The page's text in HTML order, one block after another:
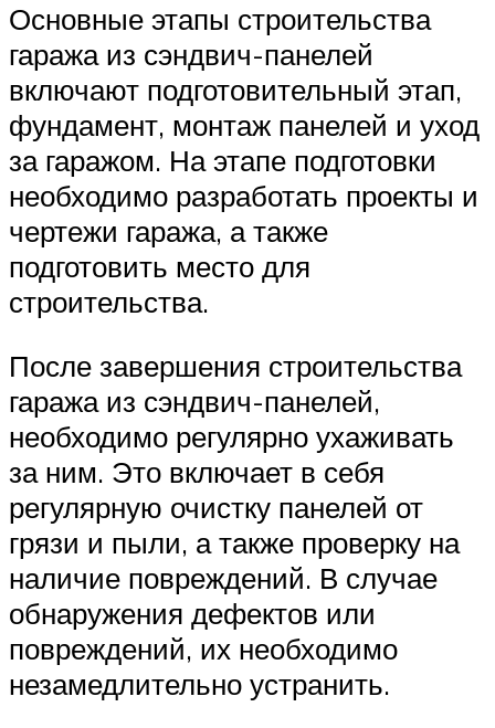
Основные этапы строительства
гаража из сэндвич-панелей
включают подготовительный этап,
фундамент, монтаж панелей и уход
за гаражом. На этапе подготовки
необходимо разработать проекты и
чертежи гаража, а также
подготовить место для
строительства.
После завершения строительства
гаража из сэндвич-панелей,
необходимо регулярно ухаживать
за ним. Это включает в себя
регулярную очистку панелей от
грязи и пыли, а также проверку на
наличие повреждений. В случае
обнаружения дефектов или
повреждений, их необходимо
незамедлительно устранить.